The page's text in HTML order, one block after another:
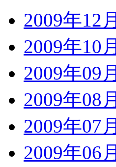
2009年12月
2009年10月
2009年09月
2009年08月
2009年07月
2009年06月